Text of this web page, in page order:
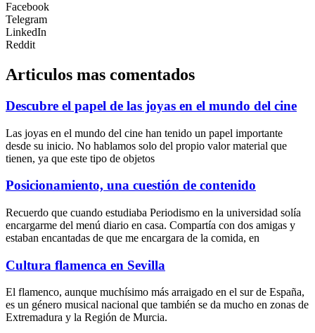
Facebook
Telegram
LinkedIn
Reddit
Articulos mas comentados
Descubre el papel de las joyas en el mundo del cine
Las joyas en el mundo del cine han tenido un papel importante
desde su inicio. No hablamos solo del propio valor material que
tienen, ya que este tipo de objetos
Posicionamiento, una cuestión de contenido
Recuerdo que cuando estudiaba Periodismo en la universidad solía
encargarme del menú diario en casa. Compartía con dos amigas y
estaban encantadas de que me encargara de la comida, en
Cultura flamenca en Sevilla
El flamenco, aunque muchísimo más arraigado en el sur de España,
es un género musical nacional que también se da mucho en zonas de
Extremadura y la Región de Murcia.